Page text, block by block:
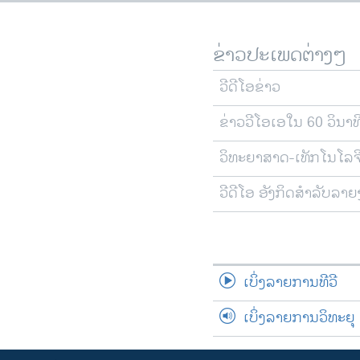
ຂ່າວປະເພດຕ່າງໆ
ວີດີໂອຂ່າວ
ຂ່າວວີໂອເອໃນ 60 ວິນາ
ວິທະຍາສາດ-ເທັກໂນໂລ
ວີດີໂອ ອັງກິດສຳລັບລາຍ
ເບິ່ງລາຍການທີວີ
ເບິ່ງລາຍການວິທະຍຸ